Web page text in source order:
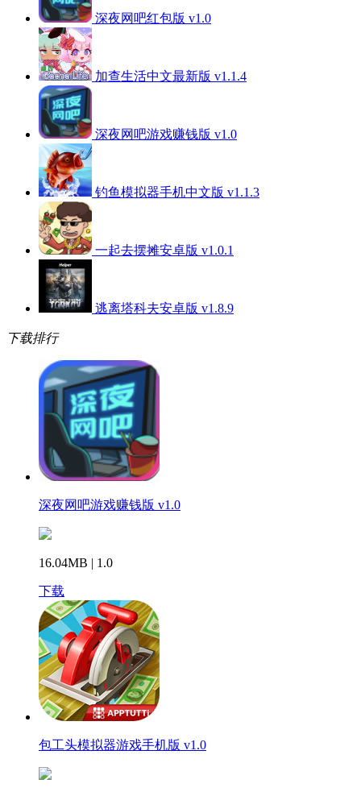
深夜网吧红包版 v1.0
加查生活中文最新版 v1.1.4
深夜网吧游戏赚钱版 v1.0
钓鱼模拟器手机中文版 v1.1.3
一起去摆摊安卓版 v1.0.1
逃离塔科夫安卓版 v1.8.9
下载排行
深夜网吧游戏赚钱版 v1.0
16.04MB | 1.0
下载
包工头模拟器游戏手机版 v1.0